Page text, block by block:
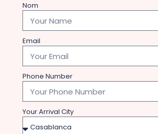
Nom
Email
Phone Number
Your Arrival City